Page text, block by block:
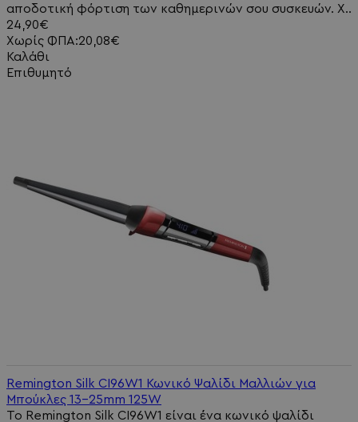
αποδοτική φόρτιση των καθημερινών σου συσκευών. Χ..
24,90€
Χωρίς ΦΠΑ:20,08€
Καλάθι
Επιθυμητό
Remington Silk CI96W1 Κωνικό Ψαλίδι Μαλλιών για
Μπούκλες 13-25mm 125W
Το Remington Silk CI96W1 είναι ένα κωνικό ψαλίδι